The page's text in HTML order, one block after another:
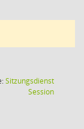
Sitzungsdienst
Session(Wird in